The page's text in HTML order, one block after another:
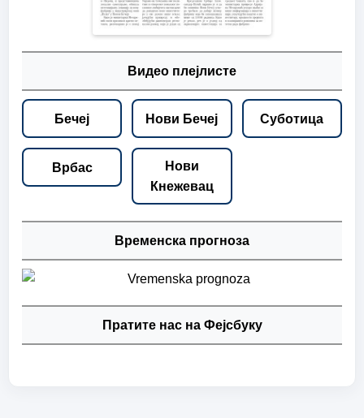
Видео плејлисте
Бечеј Нови Бечеј Суботица
Врбас
Нови
Кнежевац
Временска прогноза
Пратите нас на Фејсбуку